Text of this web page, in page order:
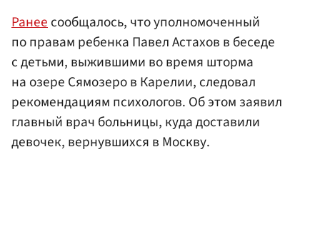
Ранеесообщалось, что уполномоченный
по правам ребенка Павел Астахов в беседе
с детьми, выжившими во время шторма
на озере Сямозеро в Карелии, следовал
рекомендациям психологов. Об этом заявил
главный врач больницы, куда доставили
девочек, вернувшихся в Москву.